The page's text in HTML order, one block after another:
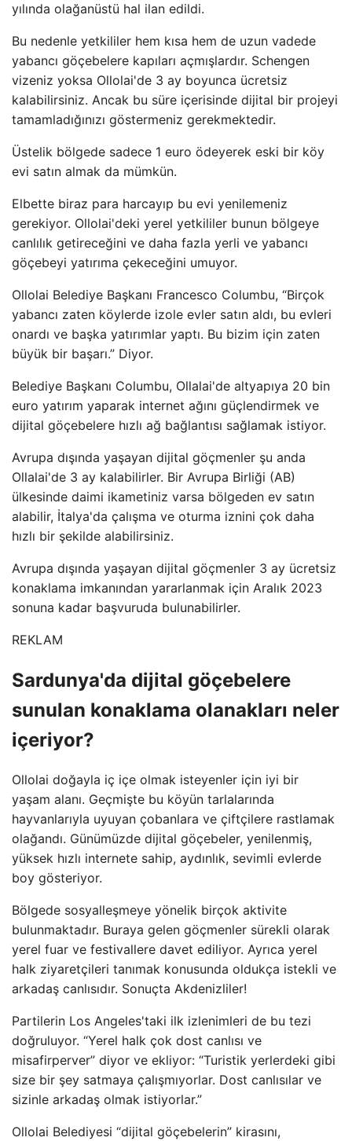
yılında olağanüstü hal ilan edildi.
Bu nedenle yetkililer hem kısa hem de uzun vadede
yabancı göçebelere kapıları açmışlardır. Schengen
vizeniz yoksa Ollolai'de 3 ay boyunca ücretsiz
kalabilirsiniz. Ancak bu süre içerisinde dijital bir projeyi
tamamladığınızı göstermeniz gerekmektedir.
Üstelik bölgede sadece 1 euro ödeyerek eski bir köy
evi satın almak da mümkün.
Elbette biraz para harcayıp bu evi yenilemeniz
gerekiyor. Ollolai'deki yerel yetkililer bunun bölgeye
canlılık getireceğini ve daha fazla yerli ve yabancı
göçebeyi yatırıma çekeceğini umuyor.
Ollolai Belediye Başkanı Francesco Columbu, “Birçok
yabancı zaten köylerde izole evler satın aldı, bu evleri
onardı ve başka yatırımlar yaptı. Bu bizim için zaten
büyük bir başarı.” Diyor.
Belediye Başkanı Columbu, Ollalai'de altyapıya 20 bin
euro yatırım yaparak internet ağını güçlendirmek ve
dijital göçebelere hızlı ağ bağlantısı sağlamak istiyor.
Avrupa dışında yaşayan dijital göçmenler şu anda
Ollalai'de 3 ay kalabilirler. Bir Avrupa Birliği (AB)
ülkesinde daimi ikametiniz varsa bölgeden ev satın
alabilir, İtalya'da çalışma ve oturma iznini çok daha
hızlı bir şekilde alabilirsiniz.
Avrupa dışında yaşayan dijital göçmenler 3 ay ücretsiz
konaklama imkanından yararlanmak için Aralık 2023
sonuna kadar başvuruda bulunabilirler.
REKLAM
Sardunya'da dijital göçebelere
sunulan konaklama olanakları neler
içeriyor?
Ollolai doğayla iç içe olmak isteyenler için iyi bir
yaşam alanı. Geçmişte bu köyün tarlalarında
hayvanlarıyla uyuyan çobanlara ve çiftçilere rastlamak
olağandı. Günümüzde dijital göçebeler, yenilenmiş,
yüksek hızlı internete sahip, aydınlık, sevimli evlerde
boy gösteriyor.
Bölgede sosyalleşmeye yönelik birçok aktivite
bulunmaktadır. Buraya gelen göçmenler sürekli olarak
yerel fuar ve festivallere davet ediliyor. Ayrıca yerel
halk ziyaretçileri tanımak konusunda oldukça istekli ve
arkadaş canlısıdır. Sonuçta Akdenizliler!
Partilerin Los Angeles'taki ilk izlenimleri de bu tezi
doğruluyor. “Yerel halk çok dost canlısı ve
misafirperver” diyor ve ekliyor: “Turistik yerlerdeki gibi
size bir şey satmaya çalışmıyorlar. Dost canlısılar ve
sizinle arkadaş olmak istiyorlar.”
Ollolai Belediyesi “dijital göçebelerin” kirasını,